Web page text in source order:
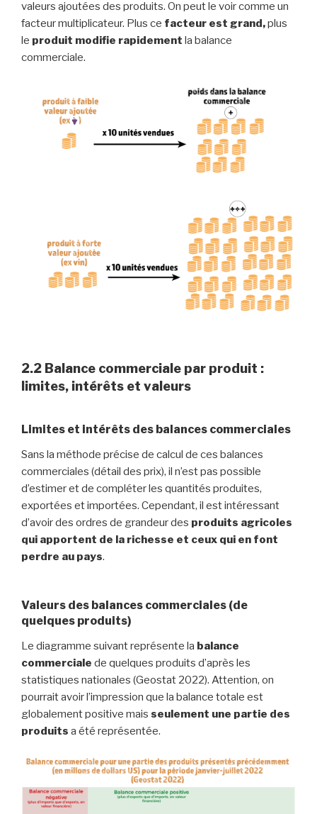
valeurs ajoutées des produits. On peut le voir comme un
facteur multiplicateur. Plus ce facteur est grand,plus
le produit modifie rapidement la balance
commerciale.
2.2 Balance commerciale par produit :
limites, intérêts et valeurs
Limites et intérêts des balances commerciales
Sans la méthode précise de calcul de ces balances
commerciales (détail des prix), il n’est pas possible
d’estimer et de compléter les quantités produites,
exportées et importées. Cependant, il est intéressant
d’avoir des ordres de grandeur des produits agricoles
qui apportent de la richesse et ceux qui en font
perdre au pays.
Valeurs des balances commerciales (de
quelques produits)
Le diagramme suivant représente la balance
commerciale de quelques produits d’après les
statistiques nationales (Geostat 2022). Attention, on
pourrait avoir l’impression que la balance totale est
globalement positive mais seulement une partie des
produits a été représentée.